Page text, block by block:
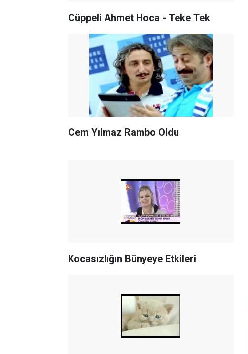
Cüppeli Ahmet Hoca - Teke Tek
Cem Yılmaz Rambo Oldu
Kocasızlığın Bünyeye Etkileri